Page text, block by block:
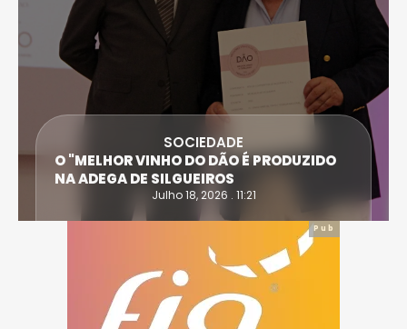
SOCIEDADE
O "MELHOR VINHO DO DÃO É PRODUZIDO
NA ADEGA DE SILGUEIROS
Julho 18, 2026 . 11:21
Pub